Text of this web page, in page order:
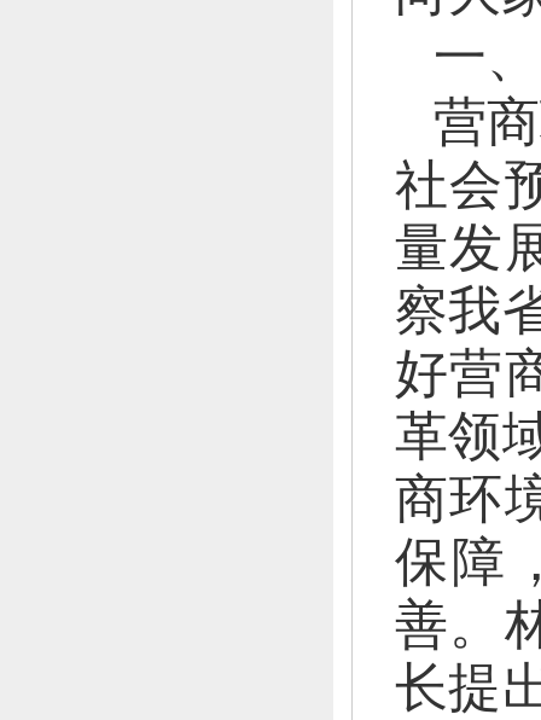
一、
营
社会
量发
察我
好营
革领
商环
保障
善。
长提